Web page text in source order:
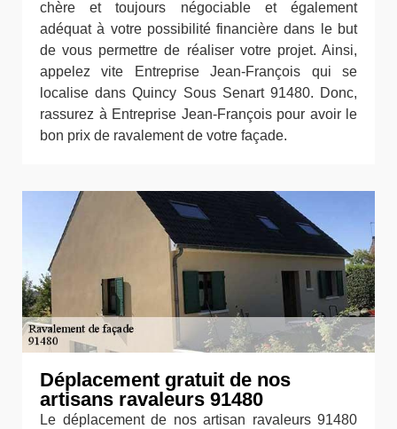
chère et toujours négociable et également
adéquat à votre possibilité financière dans le but
de vous permettre de réaliser votre projet. Ainsi,
appelez vite Entreprise Jean-François qui se
localise dans Quincy Sous Senart 91480. Donc,
rassurez à Entreprise Jean-François pour avoir le
bon prix de ravalement de votre façade.
Déplacement gratuit de nos
artisans ravaleurs 91480
Le déplacement de nos artisan ravaleurs 91480